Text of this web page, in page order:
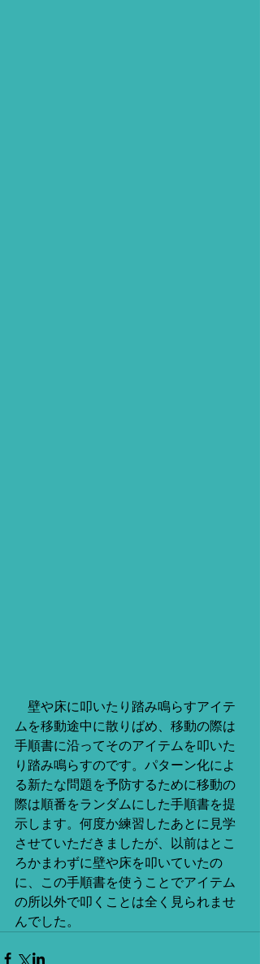
壁や床に叩いたり踏み鳴らすアイテ
ムを移動途中に散りばめ、移動の際は
手順書に沿ってそのアイテムを叩いた
り踏み鳴らすのです。パターン化によ
る新たな問題を予防するために移動の
際は順番をランダムにした手順書を提
示します。何度か練習したあとに見学
させていただきましたが、以前はとこ
ろかまわずに壁や床を叩いていたの
に、この手順書を使うことでアイテム
の所以外で叩くことは全く見られませ
んでした。